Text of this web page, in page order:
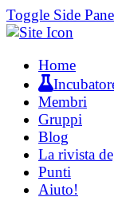
Toggle Side
Home
Membri
Gruppi
Blog
La rivista
Punti
Aiuto!